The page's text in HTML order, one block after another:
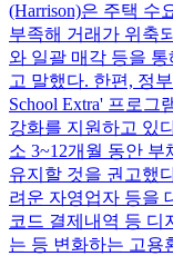
(Harrison)은 주택 수
부족해 거래가 위축
와 일괄 매각 등을
고 말했다. 한편, 정
School Extra' 프로
강화를 지원하고 있
소 3~12개월 동안
유지할 것을 권고했
려운 자영업자 등을
코드 결제내역 등 디
는 등 변화하는 고용